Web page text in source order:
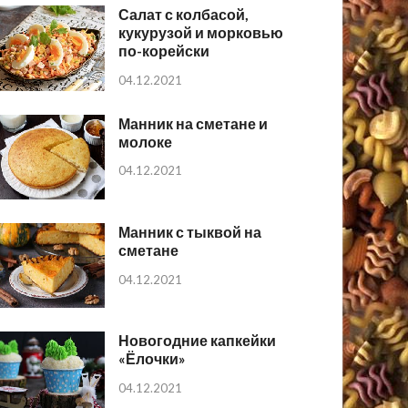
Салат с колбасой,
кукурузой и морковью
по-корейски
04.12.2021
Манник на сметане и
молоке
04.12.2021
Манник с тыквой на
сметане
04.12.2021
Новогодние капкейки
«Ёлочки»
04.12.2021